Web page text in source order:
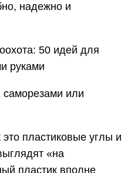
надежно и
50 идей для
руками
саморезами или
это пластиковые углы и
«на
пластик вполне